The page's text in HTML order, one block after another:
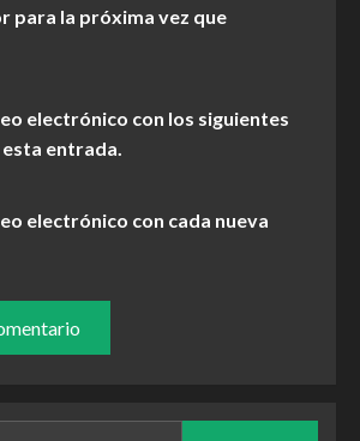
para la próxima vez que
electrónico con los siguientes
entrada.
electrónico con cada nueva